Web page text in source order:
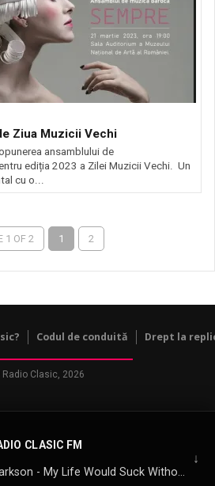
CLASIC FM
Kelly Clarkson - My Life Would Suck Without You
↓
Ziua Muzicii Vechi
ansamblului de
ediția 2023 a Zilei Muzicii Vechi. ​Un
cu o...
1 OF 2 1 2
Codul de conduită Drept la
Clasic, 2026